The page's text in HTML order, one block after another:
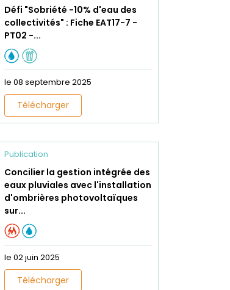
Défi "Sobriété -10% d'eau des
collectivités" : Fiche EAT17-7 -
PT02 -...
le 08 septembre 2025
Télécharger
Publication
Concilier la gestion intégrée des
eaux pluviales avec l'installation
d'ombrières photovoltaïques
sur...
le 02 juin 2025
Télécharger